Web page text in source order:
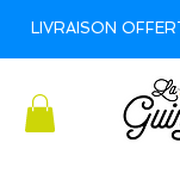
LIVRAISON